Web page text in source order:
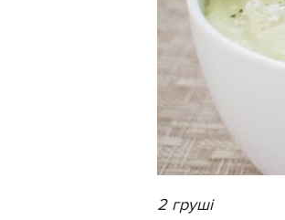
2 груші